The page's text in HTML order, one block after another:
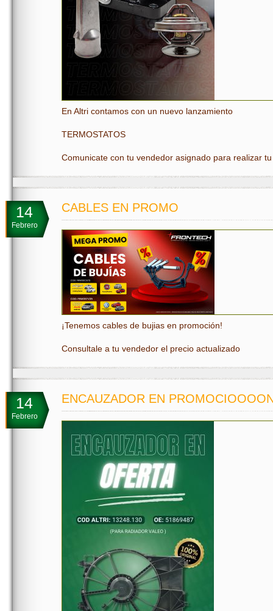
En Altri contamos con un nuevo lanzamiento
TERMOSTATOS
Comunicate con tu vendedor asignado para realizar
14
Febrero
CABLES EN PROMO
¡Tenemos cables de bujias en promoción!
Consultale a tu vendedor el precio actualizado
14
Febrero
ENCAUZADOR EN